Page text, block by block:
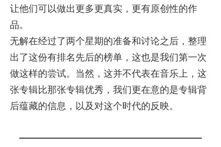
让他们可以做出更多更真实，更有原创性的作
品。
无解在经过了两个星期的准备和讨论之后，整理
出了这份有排名先后的榜单，这也是我们第一次
做这样的尝试。当然，这并不代表在音乐上，这
张专辑比那张专辑优秀，我们更在意的是专辑背
后蕴藏的信息，以及对这个时代的反映。